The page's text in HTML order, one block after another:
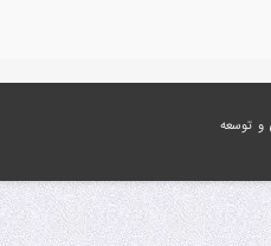
توسعه